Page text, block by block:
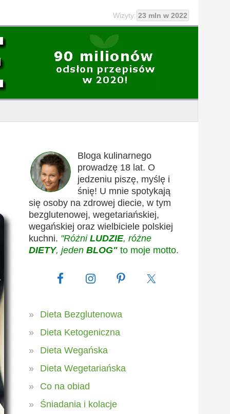
Wizyty: 23 mln w 2022
Bloga kulinarnego
prowadzę 18 lat. O
jedzeniu piszę, myślę i
śnię! U mnie spotykają
się osoby na zdrowej diecie, w tym
bezglutenowej, wegetariańskiej,
wegańskiej oraz wielbiciele polskiej
kuchni. "Różni LUDZIE, różne
DIETY, jeden BLOG" to moje motto.
Dieta Bezglutenowa
Dieta Ketogeniczna
Dieta Wegańska
Dieta Wegetariańska
Co na obiad
Śniadania i kolacje